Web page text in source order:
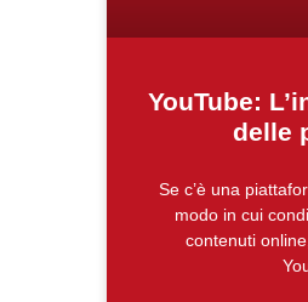
YouTube:
delle
Se c’è una
modo in cui
contenuti